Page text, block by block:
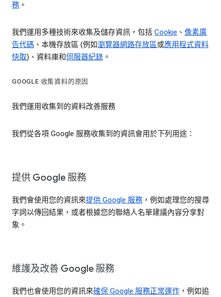
務 。
我們運用多種技術來收集及儲存資訊，包括 Cookie 、 像素廣
告代碼 、本機存放區 (例如瀏覽器網路存放區或應用程式資料
快取)、資料庫和伺服器紀錄 。
GOOGLE 收集資料的原因
我們運用收集到的資料改善服務
我們從各項 Google 服務收集到的資訊會用於下列用途：
提供 Google 服務
我們會使用您的資訊來提供 Google 服務 ，例如處理您的搜尋
字詞以傳回結果，或者根據您的聯絡人名單建議內容分享對
象。
維護及改善 Google 服務
我們也會使用您的資訊來確保 Google 服務正常運作 ，例如追